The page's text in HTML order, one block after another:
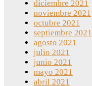
diciembre 2021
noviembre 2021
octubre 2021
septiembre 2021
agosto 2021
julio 2021
junio 2021
mayo 2021
abril 2021